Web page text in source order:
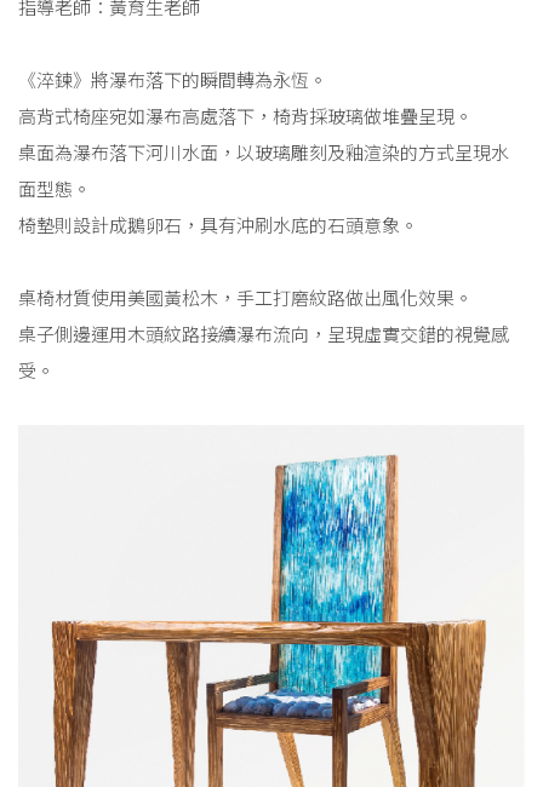
指導老師：黃育生老師
《淬鍊》將瀑布落下的瞬間轉為永恆。
高背式椅座宛如瀑布高處落下，椅背採玻璃做堆疊呈現。
桌面為瀑布落下河川水面，以玻璃雕刻及釉渲染的方式呈現水
面型態。
椅墊則設計成鵝卵石，具有沖刷水底的石頭意象。
桌椅材質使用美國黃松木，手工打磨紋路做出風化效果。
桌子側邊運用木頭紋路接續瀑布流向，呈現虛實交錯的視覺感
受。